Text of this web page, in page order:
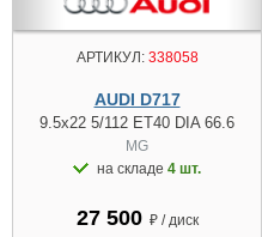
АРТИКУЛ:338058
AUDI D717
9.5x22 5/112 ET40 DIA 66.6
MG
на складе 4 шт.
27 500 ₽ / диск